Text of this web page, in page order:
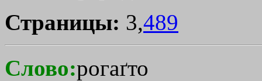
Страницы: 3,489
Слово:рогаґто